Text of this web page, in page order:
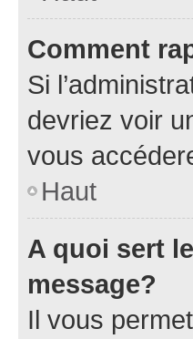
Comment
Si
devriez voir
vous
Haut
A quoi sert
message?
Il vous